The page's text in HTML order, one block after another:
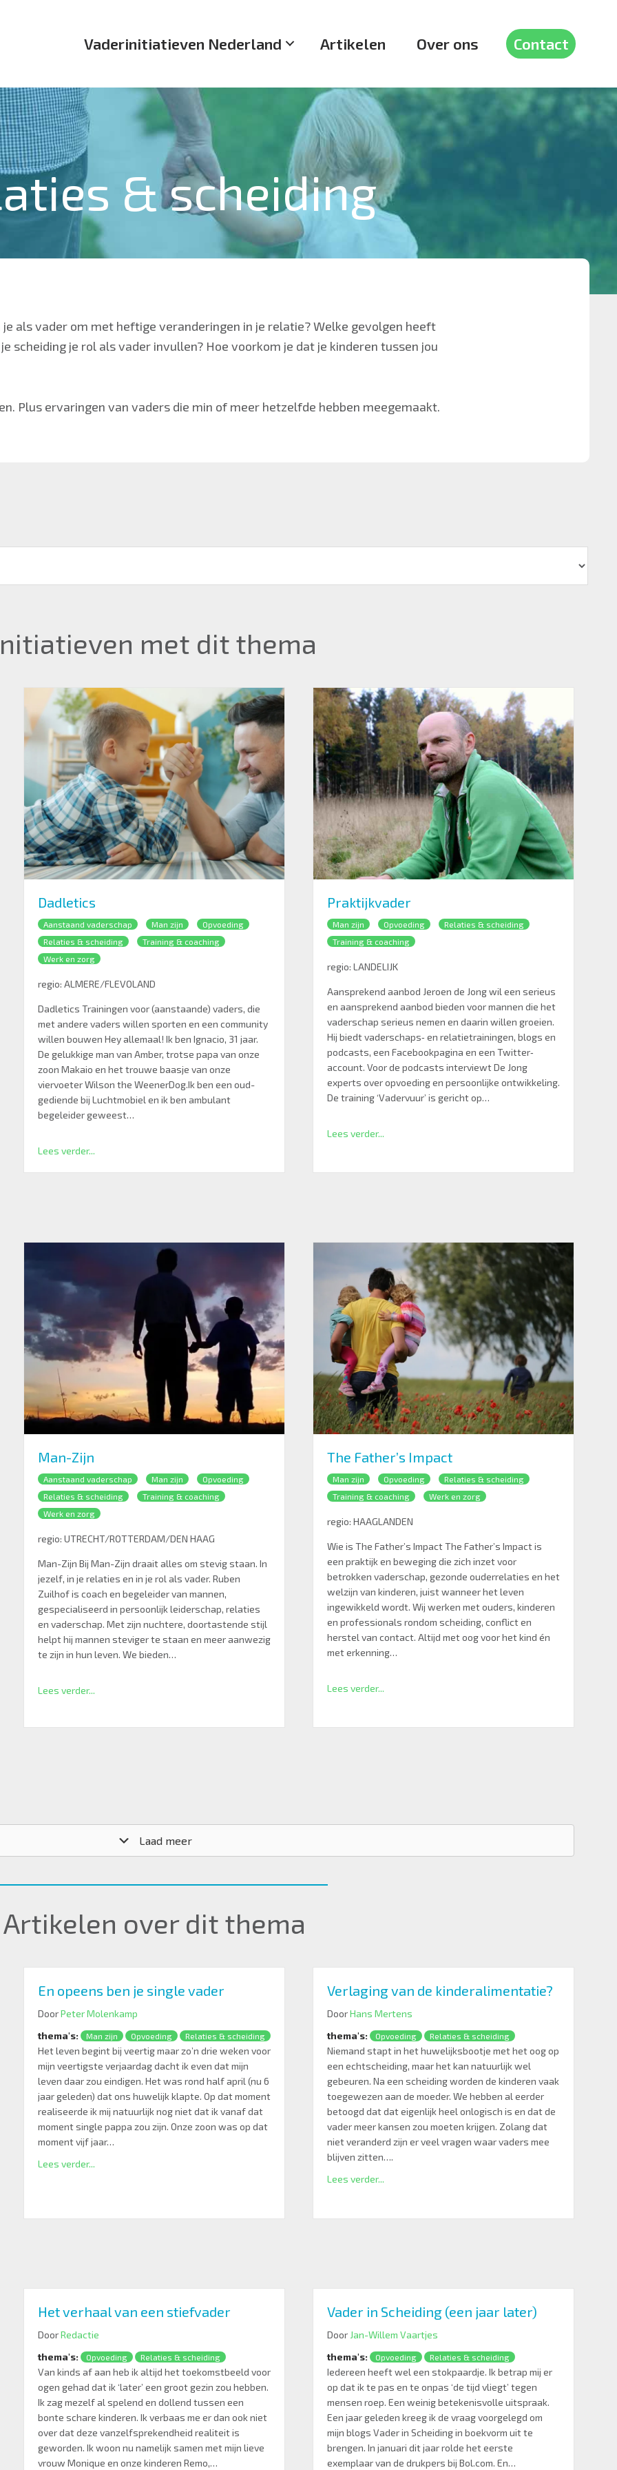
Vaderinitiatieven Nederland Artikelen Over ons Contact
& scheiding
als vader om met heftige veranderingen in je relatie? Welke gevolgen heeft
scheiding je rol als vader invullen? Hoe voorkom je dat je kinderen tussen jou
Plus ervaringen van vaders die min of meer hetzelfde hebben meegemaakt.
met dit thema
Dadletics
Aanstaand vaderschap Man zijn
Opvoeding
Relaties & scheiding
Training & coaching
Werk en zorg
regio: ALMERE/FLEVOLAND
Dadletics Trainingen voor (aanstaande) vaders, die
met andere vaders willen sporten en een community
willen bouwen Hey allemaal! Ik ben Ignacio, 31 jaar.
De gelukkige man van Amber, trotse papa van onze
zoon Makaio en het trouwe baasje van onze
viervoeter Wilson the WeenerDog.Ik ben een oud-
gediende bij Luchtmobiel en ik ben ambulant
begeleider geweest…
Lees verder...
Praktijkvader
Man zijn Opvoeding
Relaties & scheiding
Training & coaching
regio: LANDELIJK
Aansprekend aanbod Jeroen de Jong wil een serieus
en aansprekend aanbod bieden voor mannen die het
vaderschap serieus nemen en daarin willen groeien.
Hij biedt vaderschaps‐ en relatietrainingen, blogs en
podcasts, een Facebookpagina en een Twitter‐
account. Voor de podcasts interviewt De Jong
experts over opvoeding en persoonlijke ontwikkeling.
De training ‘Vadervuur’ is gericht op…
Lees verder...
Man-Zijn
Aanstaand vaderschap Man zijn
Opvoeding
Relaties & scheiding
Training & coaching
Werk en zorg
regio: UTRECHT/ROTTERDAM/DEN HAAG
Man-Zijn Bij Man-Zijn draait alles om stevig staan. In
jezelf, in je relaties en in je rol als vader. Ruben
Zuilhof is coach en begeleider van mannen,
gespecialiseerd in persoonlijk leiderschap, relaties
en vaderschap. Met zijn nuchtere, doortastende stijl
helpt hij mannen steviger te staan en meer aanwezig
te zijn in hun leven. We bieden…
Lees verder...
The Father’s Impact
Man zijn Opvoeding
Relaties & scheiding
Training & coaching
Werk en zorg
regio: HAAGLANDEN
Wie is The Father’s Impact The Father’s Impact is
een praktijk en beweging die zich inzet voor
betrokken vaderschap, gezonde ouderrelaties en het
welzijn van kinderen, juist wanneer het leven
ingewikkeld wordt. Wij werken met ouders, kinderen
en professionals rondom scheiding, conflict en
herstel van contact. Altijd met oog voor het kind én
met erkenning…
Lees verder...
Laad meer
Artikelen over dit thema
En opeens ben je single vader
DoorPeter Molenkamp
thema's:
Man zijn Opvoeding Relaties & scheiding
Het leven begint bij veertig maar zo’n drie weken voor
mijn veertigste verjaardag dacht ik even dat mijn
leven daar zou eindigen. Het was rond half april (nu 6
jaar geleden) dat ons huwelijk klapte. Op dat moment
realiseerde ik mij natuurlijk nog niet dat ik vanaf dat
moment single pappa zou zijn. Onze zoon was op dat
moment vijf jaar…
Lees verder...
Verlaging van de kinderalimentatie?
DoorHans Mertens
thema's:
Opvoeding Relaties & scheiding
Niemand stapt in het huwelijksbootje met het oog op
een echtscheiding, maar het kan natuurlijk wel
gebeuren. Na een scheiding worden de kinderen vaak
toegewezen aan de moeder. We hebben al eerder
betoogd dat dat eigenlijk heel onlogisch is en dat de
vader meer kansen zou moeten krijgen. Zolang dat
niet veranderd zijn er veel vragen waar vaders mee
blijven zitten….
Lees verder...
Het verhaal van een stiefvader
DoorRedactie
thema's:
Opvoeding Relaties & scheiding
Van kinds af aan heb ik altijd het toekomstbeeld voor
ogen gehad dat ik ‘later’ een groot gezin zou hebben.
Ik zag mezelf al spelend en dollend tussen een
bonte schare kinderen. Ik verbaas me er dan ook niet
over dat deze vanzelfsprekendheid realiteit is
geworden. Ik woon nu namelijk samen met mijn lieve
vrouw Monique en onze kinderen Remo,…
Vader in Scheiding (een jaar later)
Door Jan-Willem Vaartjes
thema's:
Opvoeding Relaties & scheiding
Iedereen heeft wel een stokpaardje. Ik betrap mij er
op dat ik te pas en te onpas ‘de tijd vliegt’ tegen
mensen roep. Een weinig betekenisvolle uitspraak.
Een jaar geleden kreeg ik de vraag voorgelegd om
mijn blogs Vader in Scheiding in boekvorm uit te
brengen. In januari dit jaar rolde het eerste
exemplaar van de drukpers bij Bol.com. En…